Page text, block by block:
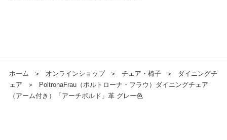
ホーム ＞ オンラインショップ ＞ チェア・椅子 ＞
ダイニングチ
ェア
＞
PoltronaFrau（ポルトローナ・フラウ）ダイニングチェア
（アーム付き）「アーチボルド」革 グレー色